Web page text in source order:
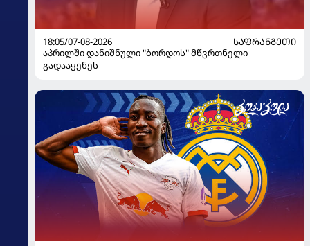
18:05/07-08-2026
ᲡᲐᲤᲠᲐᲜᲒᲔᲗᲘ
აპრილში დანიშნული "ბორდოს" მწვრთნელი
გადააყენეს